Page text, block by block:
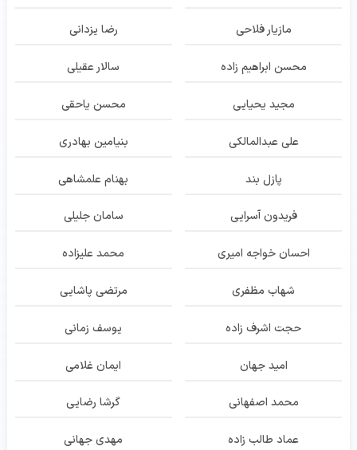
مازیار فلاحی رضا یزدانی
محسن ابراهیم زاده سالار عقیلی
مجید یحیایی محسن یاحقی
علی عبدالمالکی بنیامین بهادری
پازل بند بهنام علمشاهی
فریدون آسرایی سامان جلیلی
احسان خواجه امیری محمد علیزاده
شهاب مظفری مرتضی پاشایی
حجت اشرف زاده یوسف زمانی
امید جهان ایمان غلامی
محمد اصفهانی گرشا رضایی
عماد طالب زاده مهدی جهانی